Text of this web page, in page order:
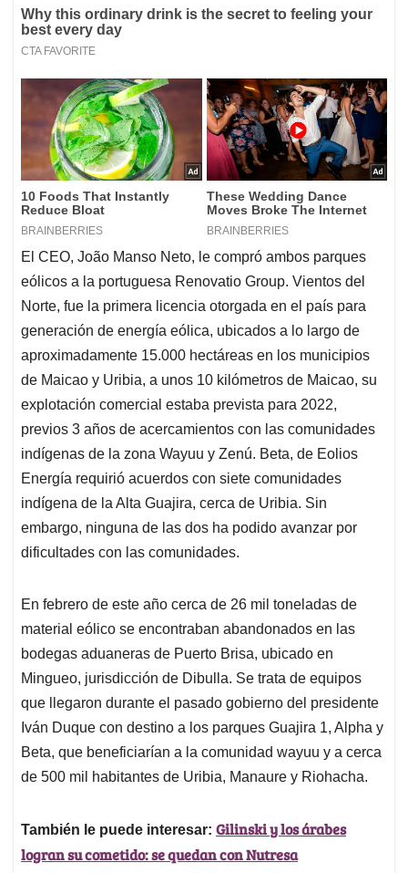
El CEO, João Manso Neto, le compró ambos parques
eólicos a la portuguesa Renovatio Group. Vientos del
Norte, fue la primera licencia otorgada en el país para
generación de energía eólica, ubicados a lo largo de
aproximadamente 15.000 hectáreas en los municipios
de Maicao y Uribia, a unos 10 kilómetros de Maicao, su
explotación comercial estaba prevista para 2022,
previos 3 años de acercamientos con las comunidades
indígenas de la zona Wayuu y Zenú. Beta, de Eolios
Energía requirió acuerdos con siete comunidades
indígena de la Alta Guajira, cerca de Uribia. Sin
embargo, ninguna de las dos ha podido avanzar por
dificultades con las comunidades.
En febrero de este año cerca de 26 mil toneladas de
material eólico se encontraban abandonados en las
bodegas aduaneras de Puerto Brisa, ubicado en
Mingueo, jurisdicción de Dibulla. Se trata de equipos
que llegaron durante el pasado gobierno del presidente
Iván Duque con destino a los parques Guajira 1, Alpha y
Beta, que beneficiarían a la comunidad wayuu y a cerca
de 500 mil habitantes de Uribia, Manaure y Riohacha.
También le puede interesar: Gilinski y los árabes
logran su cometido: se quedan con Nutresa